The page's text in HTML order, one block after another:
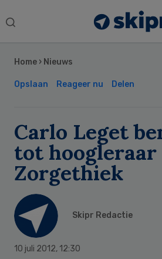
Search
Home › Nieuws
Opslaan Reageer nu Delen
Carlo Leget
tot hoogleraar
Zorgethiek
Skipr Redactie
10 juli 2012, 12:30
Sidebar